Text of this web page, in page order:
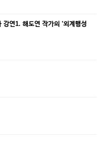
연1. 해도연 작가의 '외계행성